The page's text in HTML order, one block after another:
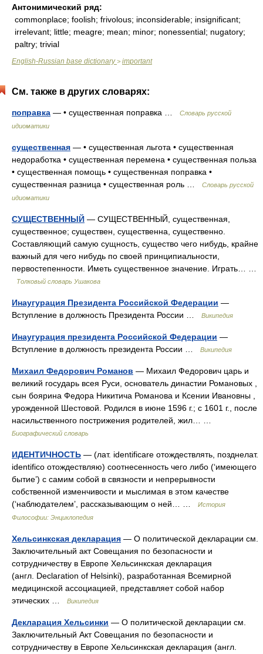
Антонимический ряд:
commonplace; foolish; frivolous; inconsiderable; insignificant;
irrelevant; little; meagre; mean; minor; nonessential; nugatory;
paltry; trivial
English-Russian base dictionary> important
См. также в других словарях:
поправка — • существенная поправка …
Словарь русской
идиоматики
существенная — • существенная льгота • существенная
недоработка • существенная перемена • существенная польза
• существенная помощь • существенная поправка •
существенная разница • существенная роль …
Словарь русской
идиоматики
СУЩЕСТВЕННЫЙ — СУЩЕСТВЕННЫЙ, существенная,
существенное; существен, существенна, существенно.
Составляющий самую сущность, существо чего нибудь, крайне
важный для чего нибудь по своей принципиальности,
первостепенности. Иметь существенное значение. Играть… …
Толковый словарь Ушакова
Инаугурация Президента Российской Федерации —
Вступление в должность Президента России …
Википедия
Инаугурация президента Российской Федерации —
Вступление в должность президента России …
Википедия
Михаил Федорович Романов — Михаил Федорович царь и
великий государь всея Руси, основатель династии Романовых ,
сын боярина Федора Никитича Романова и Ксении Ивановны ,
урожденной Шестовой. Родился в июне 1596 г.; с 1601 г., после
насильственного пострижения родителей, жил… …
Биографический словарь
ИДЕНТИЧНОСТЬ — (лат. identificare отождествлять, позднелат.
identifico отождествляю) соотнесенность чего либо (‘имеющего
бытие’) с самим собой в связности и непрерывности
собственной изменчивости и мыслимая в этом качестве
(‘наблюдателем’, рассказывающим о ней… …
История
Философии: Энциклопедия
Хельсинкская декларация — О политической декларации см.
Заключительный акт Совещания по безопасности и
сотрудничеству в Европе Хельсинкская декларация
(англ. Declaration of Helsinki), разработанная Всемирной
медицинской ассоциацией, представляет собой набор
этических …
Википедия
Декларация Хельсинки — О политической декларации см.
Заключительный Акт Совещания по безопасности и
сотрудничеству в Европе Хельсинкская декларация (англ.